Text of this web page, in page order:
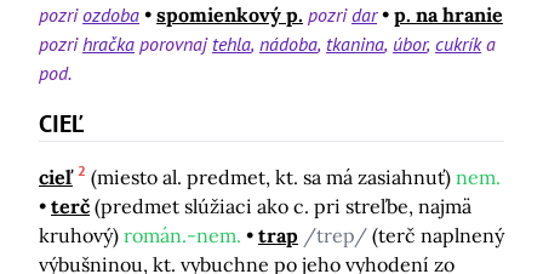
pozriozdoba spomienkový p. pozridar
p. na hranie
pozrihračka porovnaj tehla nádoba tkanina úbor cukrík a
pod.
CIEĽ
cieľ 2 (miesto al. predmet, kt. sa má zasiahnuť) nem.
terč (predmet slúžiaci ako c. pri streľbe, najmä
kruhový) román.-nem. trap /trep/ (terč naplnený
výbušninou, kt. vybuchne po jeho vyhodení zo